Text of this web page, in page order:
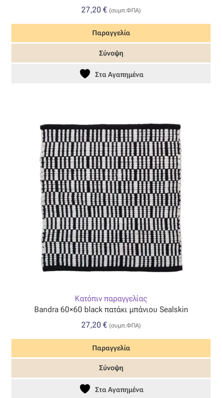
27,20 € (συμπ.ΦΠΑ)
Παραγγελία
Σύνοψη
Στα Αγαπημένα
Κατόπιν παραγγελίας
Bandra 60×60 black πατάκι μπάνιου Sealskin
27,20 € (συμπ.ΦΠΑ)
Παραγγελία
Σύνοψη
Στα Αγαπημένα